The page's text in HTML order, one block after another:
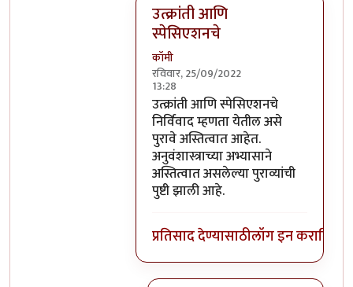
उत्क्रांती आणि
स्पेसिएशनचे
कॉमी
रविवार, 25/09/2022
13:28
In reply toकोणताही सिद्धांत हा
उत्क्रांती आणि स्पेसिएशनचे
निर्विवाद म्हणता येतील असे
पुरावे अस्तित्वात आहेत.
अनुवंशास्त्राच्या अभ्यासाने
अस्तित्वात असलेल्या पुराव्यांची
पुष्टी झाली आहे.
प्रतिसाद देण्यासाठीलॉग इन कराकिंवा